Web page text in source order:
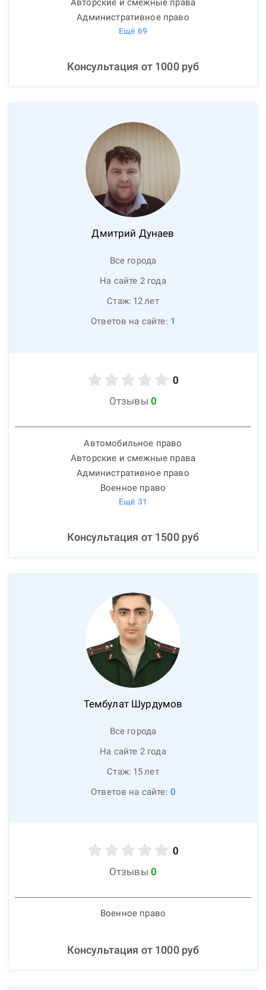
Авторские и смежные права
Административное право
Ещё 69
Консультация от 1000руб
Дмитрий Дунаев
Все города
На сайте 2 года
Стаж: 12лет
Ответов на сайте: 1
0
Отзывы 0
Автомобильное право
Авторские и смежные права
Административное право
Военное право
Ещё 31
Консультация от 1500руб
Тембулат Шурдумов
Все города
На сайте 2 года
Стаж: 15лет
Ответов на сайте: 0
0
Отзывы 0
Военное право
Консультация от 1000руб